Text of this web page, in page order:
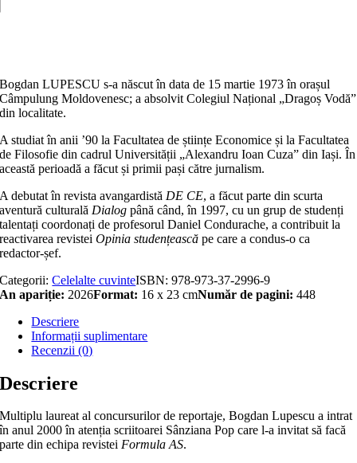
Bogdan LUPESCU s-a născut în data de 15 martie 1973 în orașul
Câmpulung Moldovenesc; a absolvit Colegiul Național „Dragoș Vodă”
din localitate.
A studiat în anii ʼ90 la Facultatea de științe Economice și la Facultatea
de Filosofie din cadrul Universității „Alexandru Ioan Cuza” din Iași. În
această perioadă a făcut și primii pași către jurnalism.
A debutat în revista avangardistă DE CE, a făcut parte din scurta
aventură culturală Dialog până când, în 1997, cu un grup de studenți
talentați coordonați de profesorul Daniel Condurache, a contribuit la
reactivarea revistei Opinia studențeascăpe care a condus-o ca
redactor-șef.
Categorii:Celelalte cuvinteISBN:978-973-37-2996-9
An apariție: 2026Format: 16 x 23 cmNumăr de pagini: 448
Descriere
Informații suplimentare
Recenzii (0)
Descriere
Multiplu laureat al concursurilor de reportaje, Bogdan Lupescu a intrat
în anul 2000 în atenția scriitoarei Sânziana Pop care l-a invitat să facă
parte din echipa revistei Formula AS.